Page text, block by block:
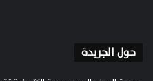
حول الجريدة